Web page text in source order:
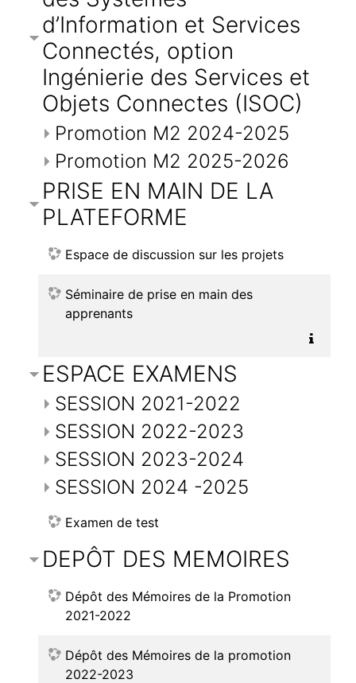
d’Information et Services
Connectés, option
Ingénierie des Services et
Objets Connectes (ISOC)
Promotion M2 2024-2025
Promotion M2 2025-2026
PRISE EN MAIN DE LA
PLATEFORME
Espace de discussion sur les projets
Séminaire de prise en main des
apprenants
ESPACE EXAMENS
SESSION 2021-2022
SESSION 2022-2023
SESSION 2023-2024
SESSION 2024 -2025
Examen de test
DEPÔT DES MEMOIRES
Dépôt des Mémoires de la Promotion
2021-2022
Dépôt des Mémoires de la promotion
2022-2023